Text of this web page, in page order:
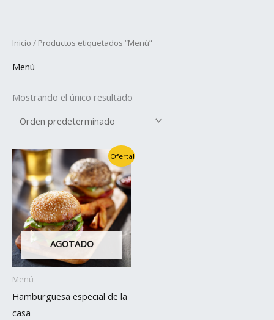
contenido
Inicio / Productos etiquetados “Menú”
Menú
Mostrando el único resultado
¡Oferta!
AGOTADO
Menú
Hamburguesa especial de la
casa
El
precio
original
era:
$650.00.
precio
actual
es:
$550.00.